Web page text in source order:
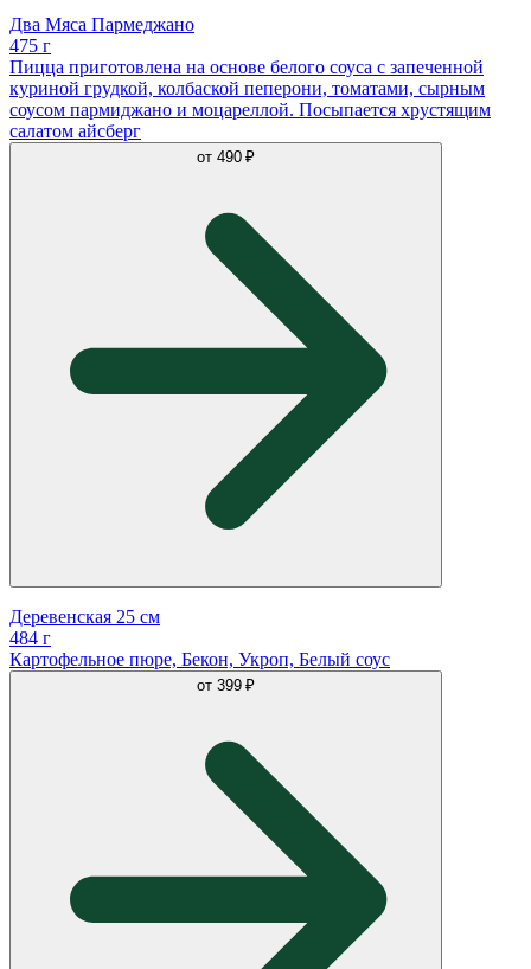
Два Мяса Пармеджано
475 г
Пицца приготовлена на основе белого соуса с запеченной
куриной грудкой, колбаской пеперони, томатами, сырным
соусом пармиджано и моцареллой. Посыпается хрустящим
салатом айсберг
от 490 ₽
Деревенская 25 см
484 г
Картофельное пюре, Бекон, Укроп, Белый соус
от 399 ₽